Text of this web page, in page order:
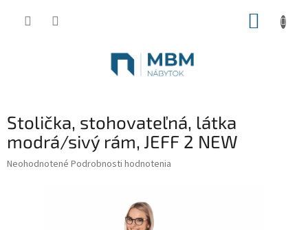
Stolička, stohovateľná, látka
modrá/sivý rám, JEFF 2 NEW
Priemerné
Neohodnotené Podrobnosti hodnotenia